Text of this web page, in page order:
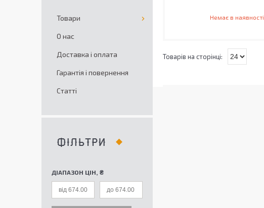
Немає в наявності
Товари
О нас
Доставка і оплата
Гарантія і повернення
Статті
ФІЛЬТРИ
ДІАПАЗОН ЦІН, ₴